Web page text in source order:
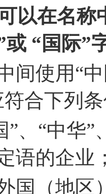
以在名称
或 “国际”
间使用“
符合下列
”、“中华
语的企业
国（地